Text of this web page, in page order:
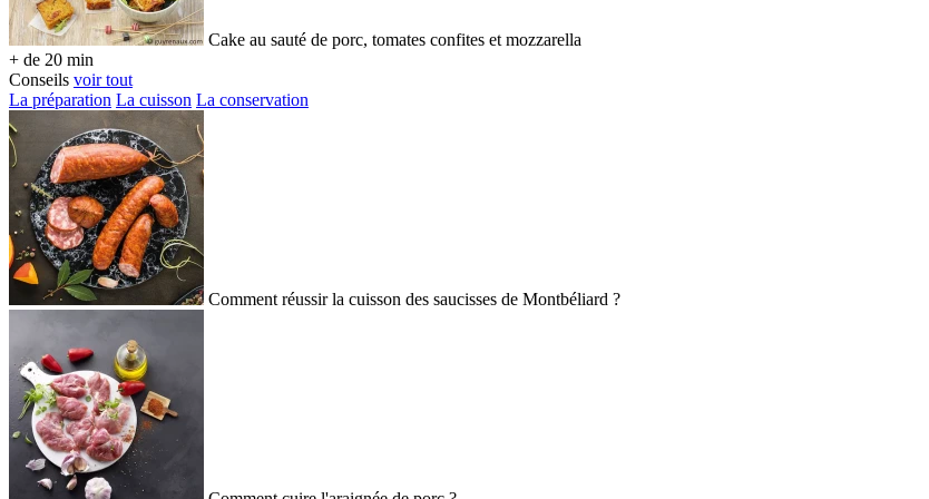
Cake au sauté de porc, tomates confites et mozzarella
+ de 20 min
Conseils voir tout
La préparation La cuisson La conservation
Comment réussir la cuisson des saucisses de Montbéliard ?